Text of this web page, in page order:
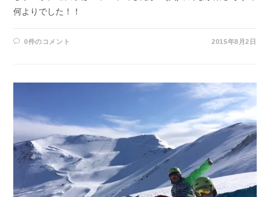
何よりでした！！
0件のコメント 2015年8月2日